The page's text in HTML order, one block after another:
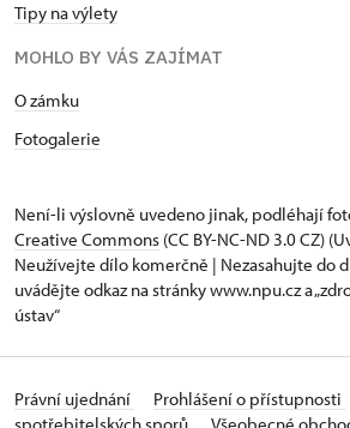
Tipy na výlety
MOHLO BY VÁS ZAJÍMAT
O zámku
Fotogalerie
Není-li výslovně uvedeno jinak, podléhají
Creative Commons (CC BY-NC-ND 3.0 CZ)
Neužívejte dílo komerčně | Nezasahujte do
uvádějte odkaz na stránky www.npu.cz a
ústav“
Právní ujednání Prohlášení o přístupnosti